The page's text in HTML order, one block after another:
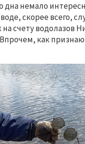
дна немало
скорее всего,
счету водолазов
как